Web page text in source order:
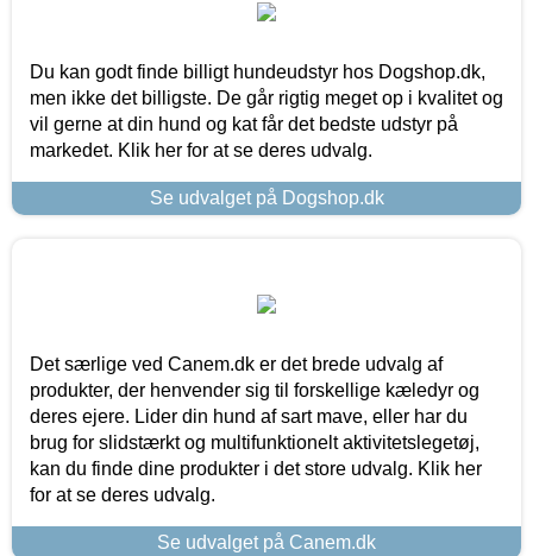
Du kan godt finde billigt hundeudstyr hos Dogshop.dk,
men ikke det billigste. De går rigtig meget op i kvalitet og
vil gerne at din hund og kat får det bedste udstyr på
markedet. Klik her for at se deres udvalg.
Se udvalget på Dogshop.dk
Det særlige ved Canem.dk er det brede udvalg af
produkter, der henvender sig til forskellige kæledyr og
deres ejere. Lider din hund af sart mave, eller har du
brug for slidstærkt og multifunktionelt aktivitetslegetøj,
kan du finde dine produkter i det store udvalg. Klik her
for at se deres udvalg.
Se udvalget på Canem.dk